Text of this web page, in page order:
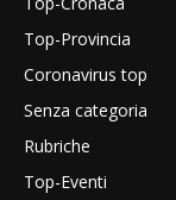
Top-Provincia
Coronavirus top
Senza categoria
Rubriche
Top-Eventi